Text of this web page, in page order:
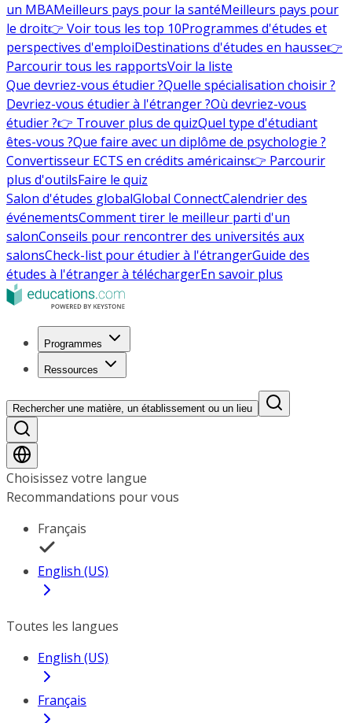
un MBAMeilleurs pays pour la santéMeilleurs pays pour
le droit👉 Voir tous les top 10Programmes d'études et
perspectives d'emploiDestinations d'études en hausse👉
Parcourir tous les rapportsVoir la liste
Que devriez-vous étudier ?Quelle spécialisation choisir ?
Devriez-vous étudier à l'étranger ?Où devriez-vous
étudier ?👉 Trouver plus de quizQuel type d'étudiant
êtes-vous ?Que faire avec un diplôme de psychologie ?
Convertisseur ECTS en crédits américains👉 Parcourir
plus d'outilsFaire le quiz
Salon d'études globalGlobal ConnectCalendrier des
événementsComment tirer le meilleur parti d'un
salonConseils pour rencontrer des universités aux
salonsCheck-list pour étudier à l'étrangerGuide des
études à l'étranger à téléchargerEn savoir plus
Programmes
Ressources
Rechercher une matière, un établissement ou un lieu
Choisissez votre langue
Recommandations pour vous
Français
English (US)
Toutes les langues
English (US)
Français